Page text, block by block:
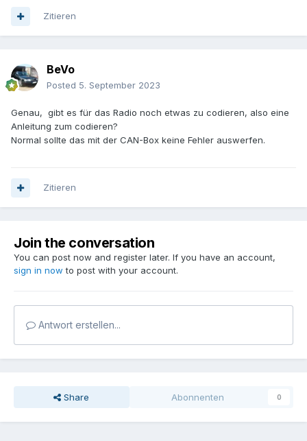
Zitieren
BeVo
Posted 5. September 2023
Genau, gibt es für das Radio noch etwas zu codieren, also eine
Anleitung zum codieren?
Normal sollte das mit der CAN-Box keine Fehler auswerfen.
Zitieren
Join the conversation
You can post now and register later. If you have an account,
sign in now to post with your account.
Antwort erstellen...
Share Abonnenten 0